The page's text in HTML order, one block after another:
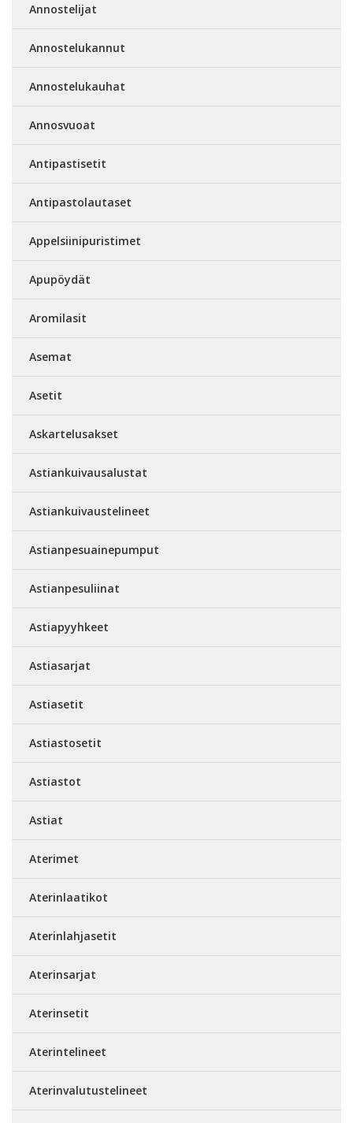
Annostelijat
Annostelukannut
Annostelukauhat
Annosvuoat
Antipastisetit
Antipastolautaset
Appelsiinipuristimet
Apupöydät
Aromilasit
Asemat
Asetit
Askartelusakset
Astiankuivausalustat
Astiankuivaustelineet
Astianpesuainepumput
Astianpesuliinat
Astiapyyhkeet
Astiasarjat
Astiasetit
Astiastosetit
Astiastot
Astiat
Aterimet
Aterinlaatikot
Aterinlahjasetit
Aterinsarjat
Aterinsetit
Aterintelineet
Aterinvalutustelineet